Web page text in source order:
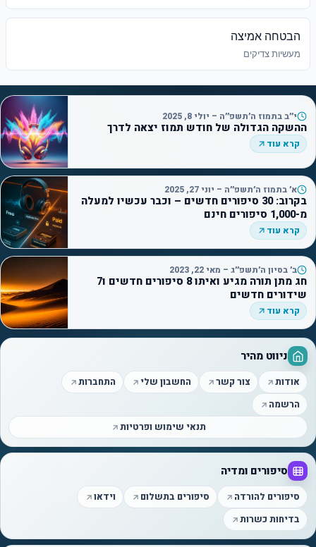
הבטחה אמיצה
מעשיות צדיקים
י״ב בתמוז ה׳תשפ״ה – יולי 8, 2025
ההשקה הגדולה של חודש תמוז יצאה לדרך
קרא עוד
א׳ בתמוז ה׳תשפ״ה – יוני 27, 2025
בקרוב: 30 סיפורים חדשים – וכבר עכשיו למעלה
מ-1,000 סיפורים חינם
קרא עוד
ב׳ בסיון ה׳תשפ״ג – מאי 22, 2023
חג מתן תורה מגיע ואיתו 8 סיפורים חדשים ו7
שידורים חדשים
קרא עוד
ניווט מהיר
אודות צור קשר החשבון שלי
התחברות
הרשמה
תנאי שימוש ופרטיות
סיפורים ומדיה
סיפורים להורדה סיפורים בתשלום
וידאו
בדיחות כשרות